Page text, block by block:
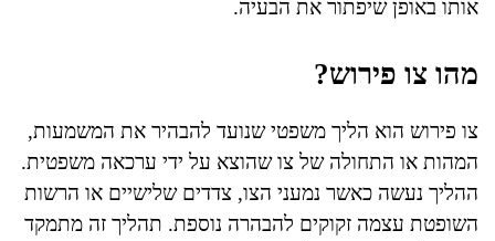
אותו באופן שיפתור את הבעיה.
מהו צו פירוש?
צו פירוש הוא הליך משפטי שנועד להבהיר את המשמעות,
המהות או התחולה של צו שהוצא על ידי ערכאה משפטית.
ההליך נעשה כאשר נמעני הצו, צדדים שלישיים או הרשות
השופטת עצמה זקוקים להבהרה נוספת. תהליך זה מתמקד